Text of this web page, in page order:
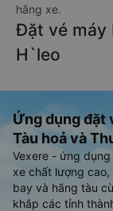
hãng xe.
Đặt vé máy
H`leo
Ứng dụng đặt
Tàu hoả và
Vexere - ứng
xe chất lượng
bay và hãng tàu
khắp các tỉnh